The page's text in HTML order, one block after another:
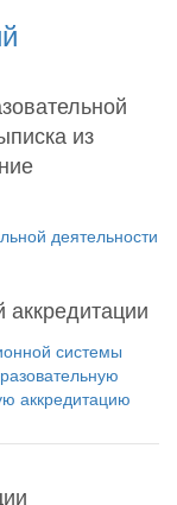
из
деятельности
аккредитации
системы
аккредитацию
о продлении